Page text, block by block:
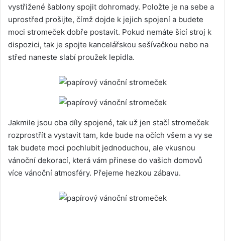
vystřižené šablony spojit dohromady. Položte je na sebe a
uprostřed prošijte, čímž dojde k jejich spojení a budete
moci stromeček dobře postavit. Pokud nemáte šicí stroj k
dispozici, tak je spojte kancelářskou sešívačkou nebo na
střed naneste slabí proužek lepidla.
Jakmile jsou oba díly spojené, tak už jen stačí stromeček
rozprostřít a vystavit tam, kde bude na očích všem a vy se
tak budete moci pochlubit jednoduchou, ale vkusnou
vánoční dekorací, která vám přinese do vašich domovů
více vánoční atmosféry. Přejeme hezkou zábavu.